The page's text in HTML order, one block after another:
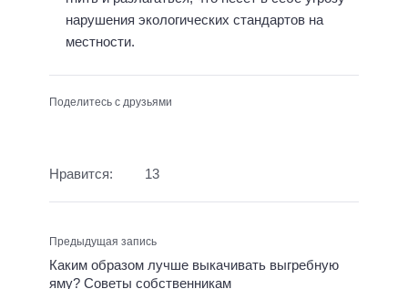
нарушения экологических стандартов на
местности.
Поделитесь с друзьями
Нравится: 13
Предыдущая запись
Каким образом лучше выкачивать выгребную
яму? Советы собственникам